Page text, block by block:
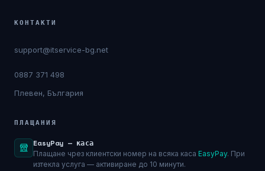
Блог
КОНТАКТИ
support@itservice-bg.net
0887 371 498
Плевен, България
ПЛАЩАНИЯ
EasyPay — каса
Плащане чрез клиентски номер на всяка каса EasyPay. При
изтекла услуга — активиране до 10 минути.